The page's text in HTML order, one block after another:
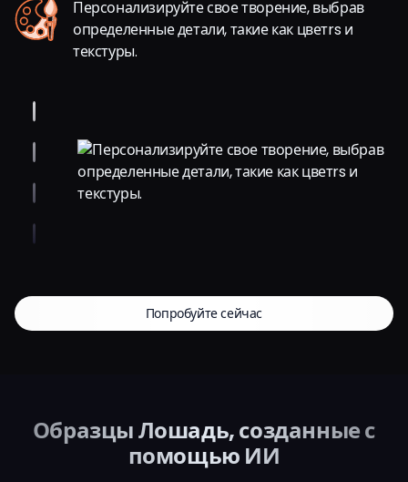
Персонализируйте свое творение, выбрав
определенные детали, такие как цветrs и
текстуры.
Попробуйте сейчас
Образцы Лошадь, созданные с
помощью ИИ